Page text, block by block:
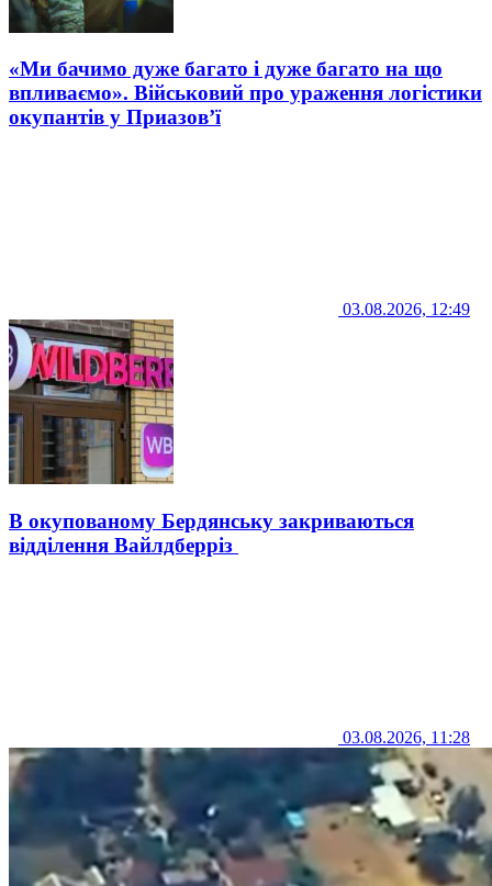
«Ми бачимо дуже багато і дуже багато на що
впливаємо». Військовий про ураження логістики
окупантів у Приазов’ї
03.08.2026, 12:49
В окупованому Бердянську закриваються
відділення Вайлдберріз
03.08.2026, 11:28